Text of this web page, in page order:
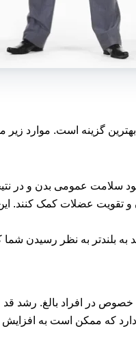
گزینه است. موارد زیر
سلامت عمومی بدن و در
عضلات کمک کنند.
بلندتر به نظر رسیدن شما
به خصوص در افراد بالغ.
که ممکن است به